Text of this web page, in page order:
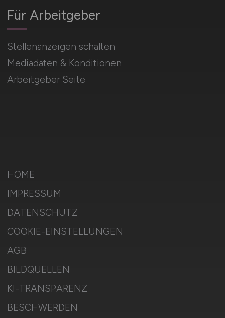
Für Arbeitgeber
Stellenanzeigen schalten
Mediadaten & Konditionen
Arbeitgeber Seite
HOME
IMPRESSUM
DATENSCHUTZ
COOKIE-EINSTELLUNGEN
AGB
BILDQUELLEN
KI-TRANSPARENZ
BESCHWERDEN